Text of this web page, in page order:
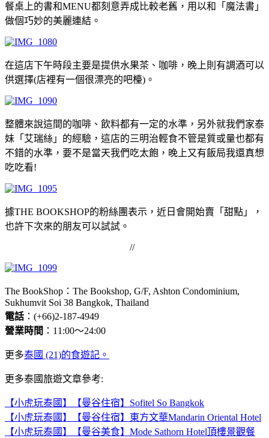
餐桌上的書和MENU都刻意弄成比較老舊，用以和「魔法書」
做個巧妙的美麗連結。
在這店下午時段主要是提供水果茶、咖啡，晚上則有調酒可以
供選擇(店裡有一個很漂亮的吧檯)。
整體來說這間的咖啡、飲料都有一定的水準，另外就我們家泰
妹「艾瑞絲」的經驗，這店的三明治輕食不管是質或量也都有
不錯的水準，要不是當天我們吃太飽，晚上又有飯局我還真想
吃吃看!
據THE BOOKSHOP的粉絲團表示，近日會開始賣「甜點」，
也許下次來的朋友可以試試。
//
The BookShop：The Bookshop, G/F, Ashton Condominium,
Sukhumvit Soi 38 Bangkok, Thailand
電話 ：(+66)2-187-4949
營業時間 ：11:00～24:00
更多泰國 (21)的食遊記。
更多泰國旅遊文章參考:
【小虎玩泰國】【曼谷住宿】Sofitel So Bangkok
【小虎玩泰國】【曼谷住宿】東方文華Mandarin Oriental Hotel
【小虎玩泰國】【曼谷美食】Mode Sathorn Hotel頂樓景觀餐